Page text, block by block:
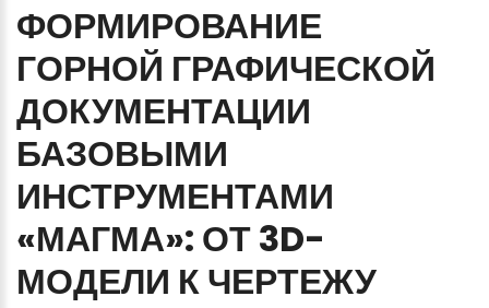
ФОРМИРОВАНИЕ
ГОРНОЙ ГРАФИЧЕСКОЙ
ДОКУМЕНТАЦИИ
БАЗОВЫМИ
ИНСТРУМЕНТАМИ
«МАГМА»: ОТ3D-
МОДЕЛИ КЧЕРТЕЖУ